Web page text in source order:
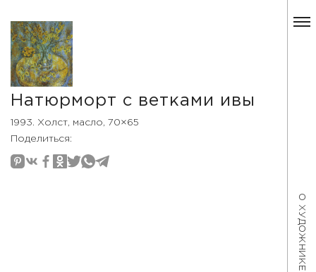
О ХУДОЖНИКЕ
Натюрморт с ветками ивы
1993. Холст, масло, 70×65
Поделиться: